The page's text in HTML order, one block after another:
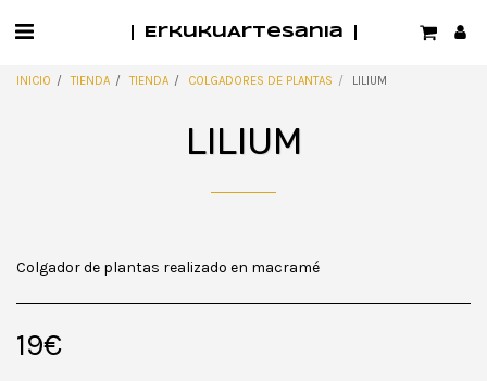
ErkukuArtesania
INICIO TIENDA TIENDA COLGADORES DE PLANTAS LILIUM
LILIUM
Colgador de plantas realizado en macramé
19€